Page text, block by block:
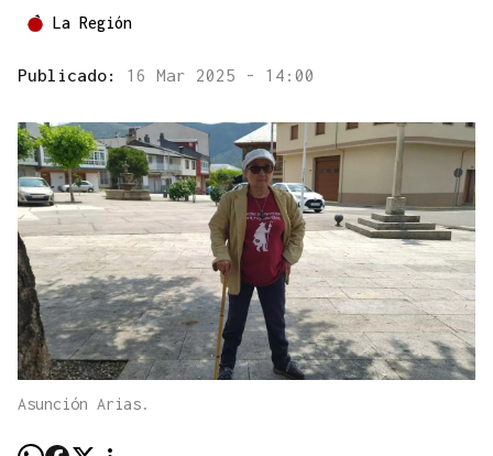
La Región
Publicado: 16 Mar 2025 - 14:00
Asunción Arias.